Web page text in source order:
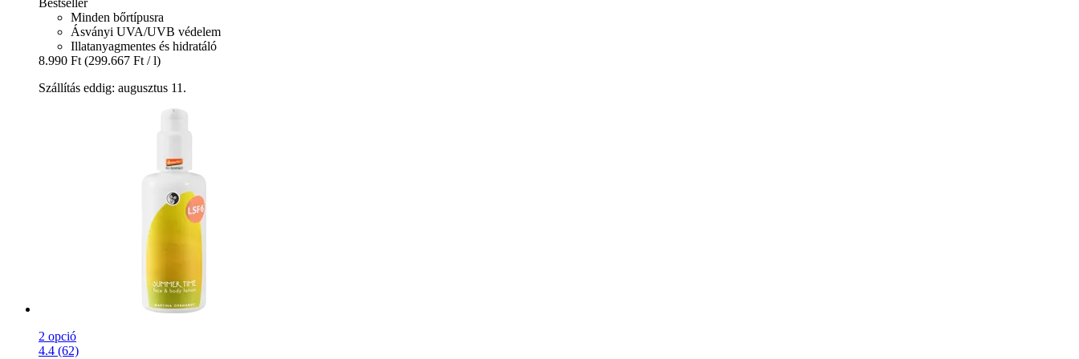
Minden bőrtípusra
Ásványi UVA/UVB védelem
Illatanyagmentes és hidratáló
8.990 Ft (299.667 Ft / l)
Szállítás eddig: augusztus 11.
2 opció
4.4 (62)